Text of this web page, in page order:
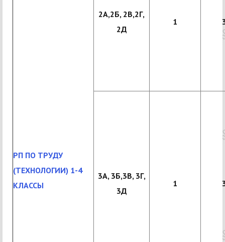
РП ПО ТРУДУ
(ТЕХНОЛОГИИ) 1-4
КЛАССЫ
2А,2Б, 2В,2Г,
2Д
1
3А, 3Б,3В, 3Г,
3Д
1